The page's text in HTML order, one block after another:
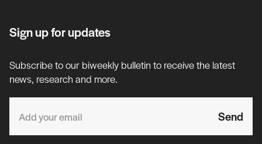
Sign up for updates
Subscribe to our biweekly bulletin to receive the latest
news, research and more.
Send